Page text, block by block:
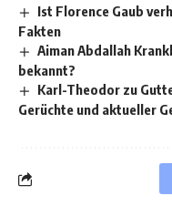
Ist Florence Gaub
Fakten
Aiman Abdallah
bekannt?
Karl-Theodor zu
Gerüchte und aktueller